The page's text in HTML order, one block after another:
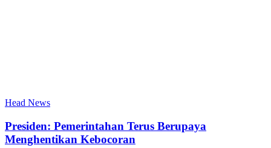
Head News
Presiden: Pemerintahan Terus Berupaya
Menghentikan Kebocoran